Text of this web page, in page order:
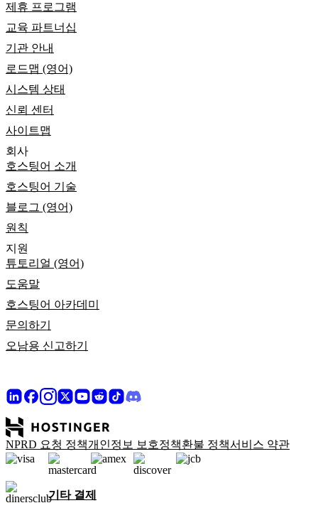
제휴 프로그램
교육 파트너십
기관 안내
로드맵 (영어)
시스템 상태
신뢰 센터
사이트맵
회사
호스팅어 소개
호스팅어 기술
블로그 (영어)
원칙
지원
튜토리얼 (영어)
도움말
호스팅어 아카데미
문의하기
오남용 신고하기
NPRD 요청 정책개인정보 보호정책환불 정책서비스 약관
기타 결제